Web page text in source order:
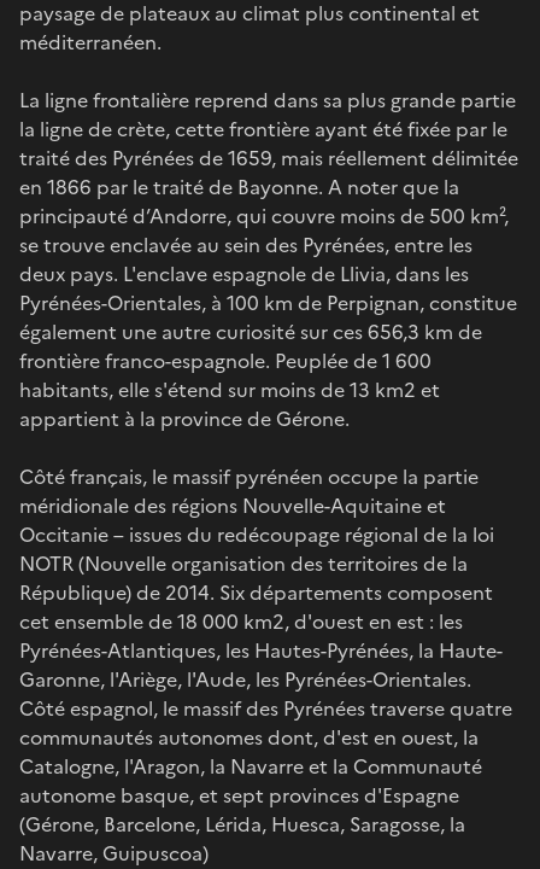
paysage de plateaux au climat plus continental et
méditerranéen.
La ligne frontalière reprend dans sa plus grande partie
la ligne de crète, cette frontière ayant été fixée par le
traité des Pyrénées de 1659, mais réellement délimitée
en 1866 par le traité de Bayonne. A noter que la
principauté d’Andorre, qui couvre moins de 500 km²,
se trouve enclavée au sein des Pyrénées, entre les
deux pays. L'enclave espagnole de Llivia, dans les
Pyrénées-Orientales, à 100 km de Perpignan, constitue
également une autre curiosité sur ces 656,3 km de
frontière franco-espagnole. Peuplée de 1 600
habitants, elle s'étend sur moins de 13 km2 et
appartient à la province de Gérone.
Côté français, le massif pyrénéen occupe la partie
méridionale des régions Nouvelle-Aquitaine et
Occitanie – issues du redécoupage régional de la loi
NOTR (Nouvelle organisation des territoires de la
République) de 2014. Six départements composent
cet ensemble de 18 000 km2, d'ouest en est : les
Pyrénées-Atlantiques, les Hautes-Pyrénées, la Haute-
Garonne, l'Ariège, l'Aude, les Pyrénées-Orientales.
Côté espagnol, le massif des Pyrénées traverse quatre
communautés autonomes dont, d'est en ouest, la
Catalogne, l'Aragon, la Navarre et la Communauté
autonome basque, et sept provinces d'Espagne
(Gérone, Barcelone, Lérida, Huesca, Saragosse, la
Navarre, Guipuscoa)